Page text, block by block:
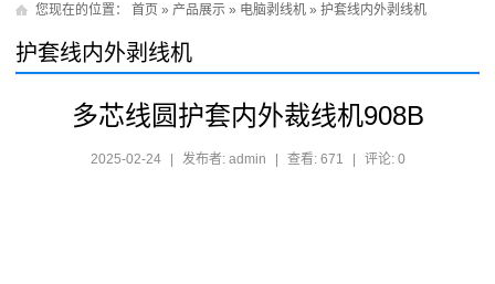
您现在的位置： 首页 » 产品展示 » 电脑剥线机 » 护套线内外剥线机
护套线内外剥线机
多芯线圆护套内外裁线机908B
2025-02-24 | 发布者: admin | 查看: 671 | 评论: 0